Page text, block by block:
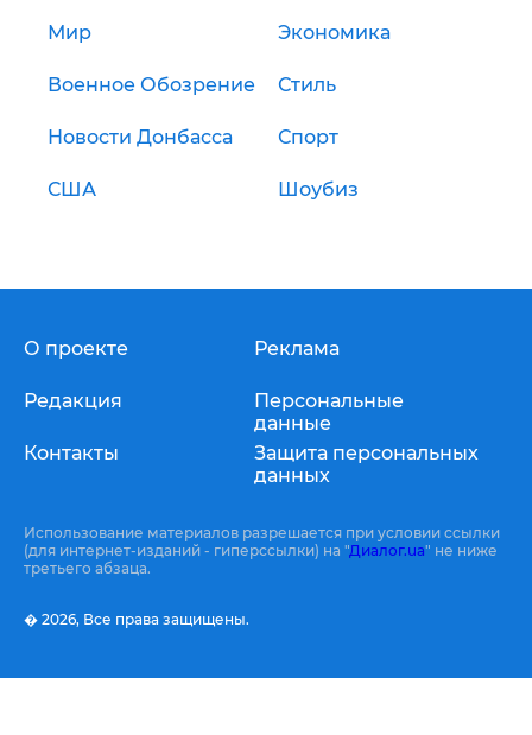
Мир Экономика
Военное Обозрение Стиль
Новости Донбасса Спорт
США Шоубиз
О проекте
Редакция
Контакты
Реклама
Персональные
данные
Защита персональных
данных
Использование материалов разрешается при условии ссылки
(для интернет-изданий - гиперссылки) на "Диалог.ua" не ниже
третьего абзаца.
� 2026, Все права защищены.